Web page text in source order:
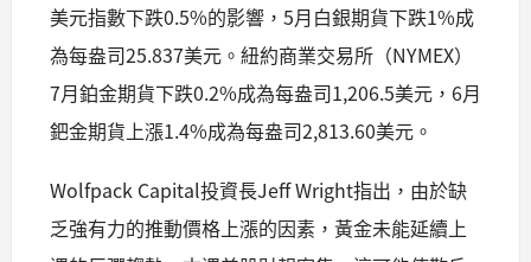
美元指數下跌0.5%的影響，5月白銀期貨下跌1%成
為每盎司25.837美元。紐約商業交易所（NYMEX）
7月鉑金期貨下跌0.2%成為每盎司1,206.5美元，6月
鈀金期貨上漲1.4%成為每盎司2,813.60美元。
Wolfpack Capital投資長Jeff Wright指出，由於缺
乏強有力的推動價格上漲的因素，黃金未能延續上